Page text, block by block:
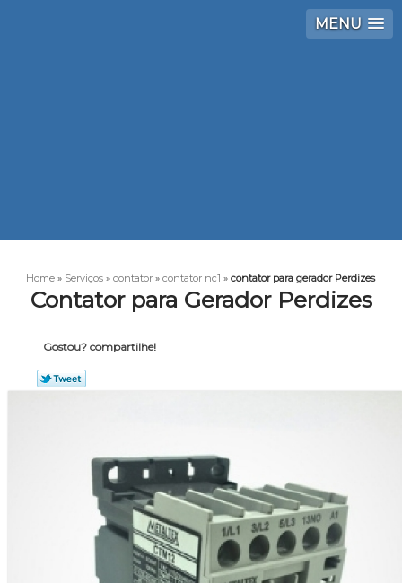
MENU
Home » Serviços»contator»contator nc1»contator para gerador Perdizes
Contator para Gerador Perdizes
Gostou? compartilhe!